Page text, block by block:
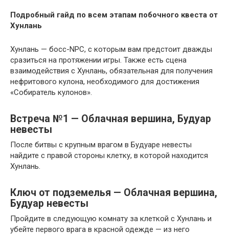
Подробный гайд по всем этапам побочного квеста от
Хунлань
Хунлань — босс-NPC, с которым вам предстоит дважды
сразиться на протяжении игры. Также есть сцена
взаимодействия с Хунлань, обязательная для получения
нефритового кулона, необходимого для достижения
«Собиратель кулонов».
Встреча №1 — Облачная вершина, Будуар
невесты
После битвы с крупным врагом в Будуаре невесты
найдите с правой стороны клетку, в которой находится
Хунлань.
Ключ от подземелья — Облачная вершина,
Будуар невесты
Пройдите в следующую комнату за клеткой с Хунлань и
убейте первого врага в красной одежде — из него